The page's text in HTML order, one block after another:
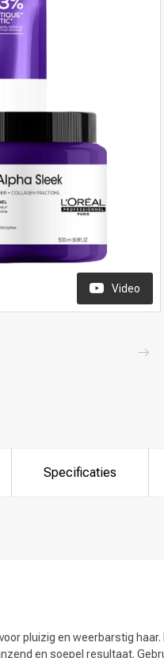
Video
Specificaties
pluizig en weerbarstig haar.
en soepel resultaat.